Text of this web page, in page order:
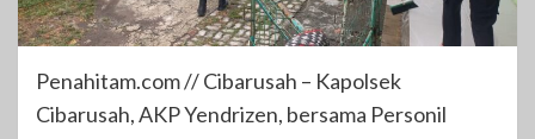
Penahitam.com // Cibarusah – Kapolsek
Cibarusah, AKP Yendrizen, bersama Personil